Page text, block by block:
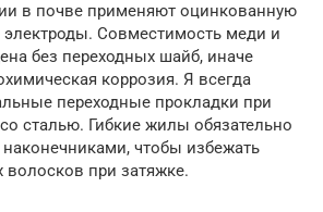
в почве применяют оцинкованную
Совместимость меди и
без переходных шайб, иначе
коррозия. Я всегда
переходные прокладки при
сталью. Гибкие жилы обязательно
чтобы избежать
при затяжке.